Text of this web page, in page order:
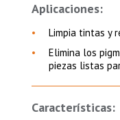
Aplicaciones:
Limpia tintas y
Elimina los
piezas listas
Características: